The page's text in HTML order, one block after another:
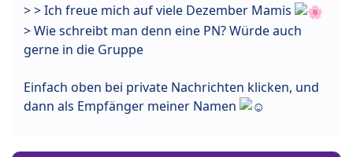
> > Ich freue mich auf viele Dezember Mamis
> Wie schreibt man denn eine PN? Würde auch
gerne in die Gruppe
Einfach oben bei private Nachrichten klicken, und
dann als Empfänger meiner Namen